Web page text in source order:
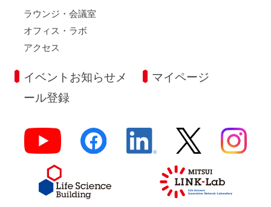
ラウンジ・会議室
オフィス・ラボ
アクセス
イベントお知らせメ
ール登録
マイページ